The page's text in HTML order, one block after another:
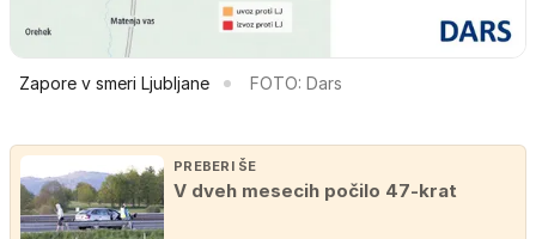
Zapore v smeri Ljubljane FOTO: Dars
PREBERI ŠE
V dveh mesecih počilo 47-krat